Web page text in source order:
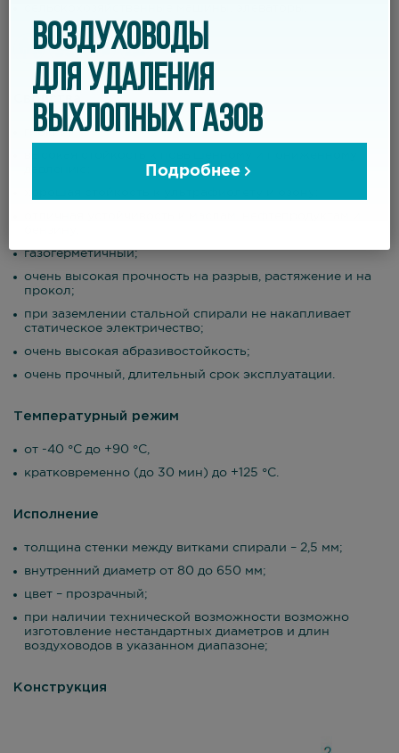
гибкий;
газогерметичный;
очень высокая прочность на разрыв, растяжение и на
прокол;
при заземлении стальной спирали не накапливает
статическое электричество;
очень высокая абразивостойкость;
очень прочный, длительный срок эксплуатации.
Температурный режим
от -40 °С до +90 °С,
кратковременно (до 30 мин) до +125 °С.
Исполнение
толщина стенки между витками спирали – 2,5 мм;
внутренний диаметр от 80 до 650 мм;
цвет – прозрачный;
при наличии технической возможности возможно
изготовление нестандартных диаметров и длин
воздуховодов в указанном диапазоне;
Конструкция
ВОЗДУХОВОДЫ
ДЛЯ УДАЛЕНИЯ
ВЫХЛОПНЫХ ГАЗОВ
Подробнее